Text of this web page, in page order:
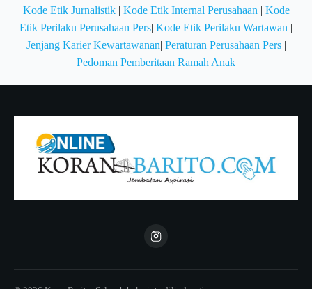
Kode Etik Jurnalistik| Kode Etik Internal Perusahaan | Kode
Etik Perilaku Perusahaan Pers| Kode Etik Perilaku Wartawan |
Jenjang Karier Kewartawanan| Peraturan Perusahaan Pers|
Pedoman Pemberitaan Ramah Anak